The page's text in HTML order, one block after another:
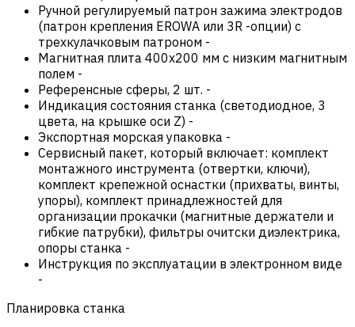
Ручной регулируемый патрон зажима электродов
(патрон крепления EROWA или 3R -опции) с
трехкулачковым патроном -
Магнитная плита 400х200 мм с низким магнитным
полем -
Референсные сферы, 2 шт. -
Индикация состояния станка (cветодиодное, 3
цвета, на крышке оси Z) -
Экспортная морская упаковка -
Сервисный пакет, который включает: комплект
монтажного инструмента (отвертки, ключи),
комплект крепежной оснастки (прихваты, винты,
упоры), комплект принадлежностей для
организации прокачки (магнитные держатели и
гибкие патрубки), фильтры очитски диэлектрика,
опоры станка -
Инструкция по эксплуатации в электронном виде
-
Планировка станка